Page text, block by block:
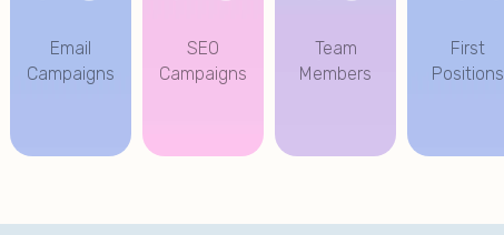
Email
Campaigns
SEO
Campaigns
Team
Members
First
Positions